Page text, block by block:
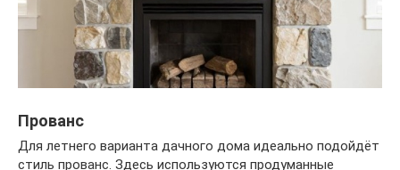
Прованс
Для летнего варианта дачного дома идеально подойдёт
стиль прованс. Здесь используются продуманные